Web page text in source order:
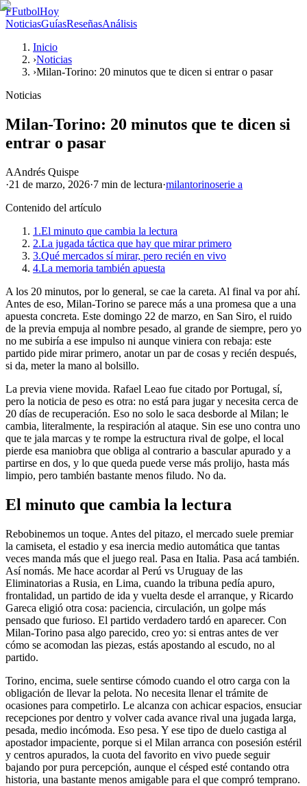
FFutbolHoy
NoticiasGuíasReseñasAnálisis
Inicio
›Noticias
›Milan-Torino: 20 minutos que te dicen si entrar o pasar
Noticias
Milan-Torino: 20 minutos que te dicen si
entrar o pasar
AAndrés Quispe
·21 de marzo, 2026·7 min de lectura·milantorinoserie a
Contenido del artículo
1.El minuto que cambia la lectura
2.La jugada táctica que hay que mirar primero
3.Qué mercados sí mirar, pero recién en vivo
4.La memoria también apuesta
A los 20 minutos, por lo general, se cae la careta. Al final va por ahí.
Antes de eso, Milan-Torino se parece más a una promesa que a una
apuesta concreta. Este domingo 22 de marzo, en San Siro, el ruido
de la previa empuja al nombre pesado, al grande de siempre, pero yo
no me subiría a ese impulso ni aunque viniera con rebaja: este
partido pide mirar primero, anotar un par de cosas y recién después,
si da, meter la mano al bolsillo.
La previa viene movida. Rafael Leao fue citado por Portugal, sí,
pero la noticia de peso es otra: no está para jugar y necesita cerca de
20 días de recuperación. Eso no solo le saca desborde al Milan; le
cambia, literalmente, la respiración al ataque. Sin ese uno contra uno
que te jala marcas y te rompe la estructura rival de golpe, el local
pierde esa maniobra que obliga al contrario a bascular apurado y a
partirse en dos, y lo que queda puede verse más prolijo, hasta más
limpio, pero también bastante menos filudo. No da.
El minuto que cambia la lectura
Rebobinemos un toque. Antes del pitazo, el mercado suele premiar
la camiseta, el estadio y esa inercia medio automática que tantas
veces manda más que el juego real. Pasa en Italia. Pasa acá también.
Así nomás. Me hace acordar al Perú vs Uruguay de las
Eliminatorias a Rusia, en Lima, cuando la tribuna pedía apuro,
frontalidad, un partido de ida y vuelta desde el arranque, y Ricardo
Gareca eligió otra cosa: paciencia, circulación, un golpe más
pensado que furioso. El partido verdadero tardó en aparecer. Con
Milan-Torino pasa algo parecido, creo yo: si entras antes de ver
cómo se acomodan las piezas, estás apostando al escudo, no al
partido.
Torino, encima, suele sentirse cómodo cuando el otro carga con la
obligación de llevar la pelota. No necesita llenar el trámite de
ocasiones para competirlo. Le alcanza con achicar espacios, ensuciar
recepciones por dentro y volver cada avance rival una jugada larga,
pesada, medio incómoda. Eso pesa. Y ese tipo de duelo castiga al
apostador impaciente, porque si el Milan arranca con posesión estéril
y centros apurados, la cuota del favorito en vivo puede seguir
bajando por pura percepción, aunque el césped esté contando otra
historia, una bastante menos amigable para el que compró temprano.